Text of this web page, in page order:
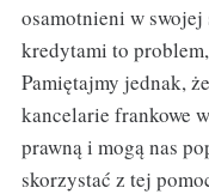
osamotnieni w
kredytami to
Pamiętajmy jednak,
kancelarie frankowe
prawną i mogą nas
skorzystać z tej